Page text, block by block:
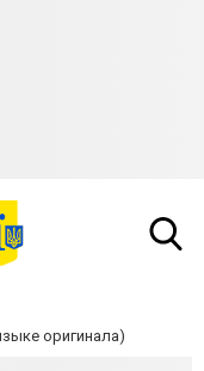
оригинала)